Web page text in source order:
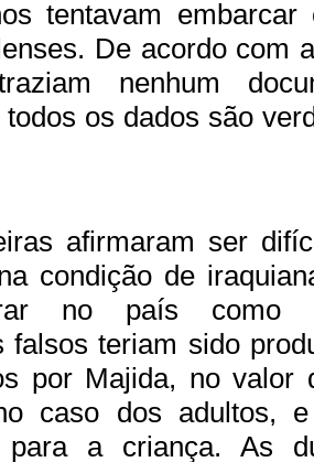
tentavam embarcar
De acordo com
nenhum
os dados são
afirmaram ser
condição de
no país como
falsos teriam sido
por Majida, no valor
caso dos adultos,
para a criança. As